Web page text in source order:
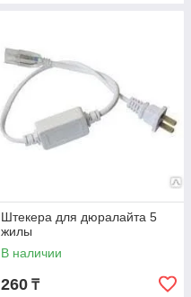
Штекера для дюралайта 5
жилы
В наличии
260 ₸